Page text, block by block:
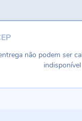
não podem ser
indisponível